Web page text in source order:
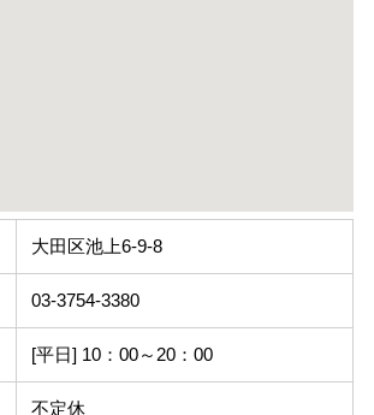
大田区池上6-9-8
03-3754-3380
[平日] 10：00～20：00
不定休